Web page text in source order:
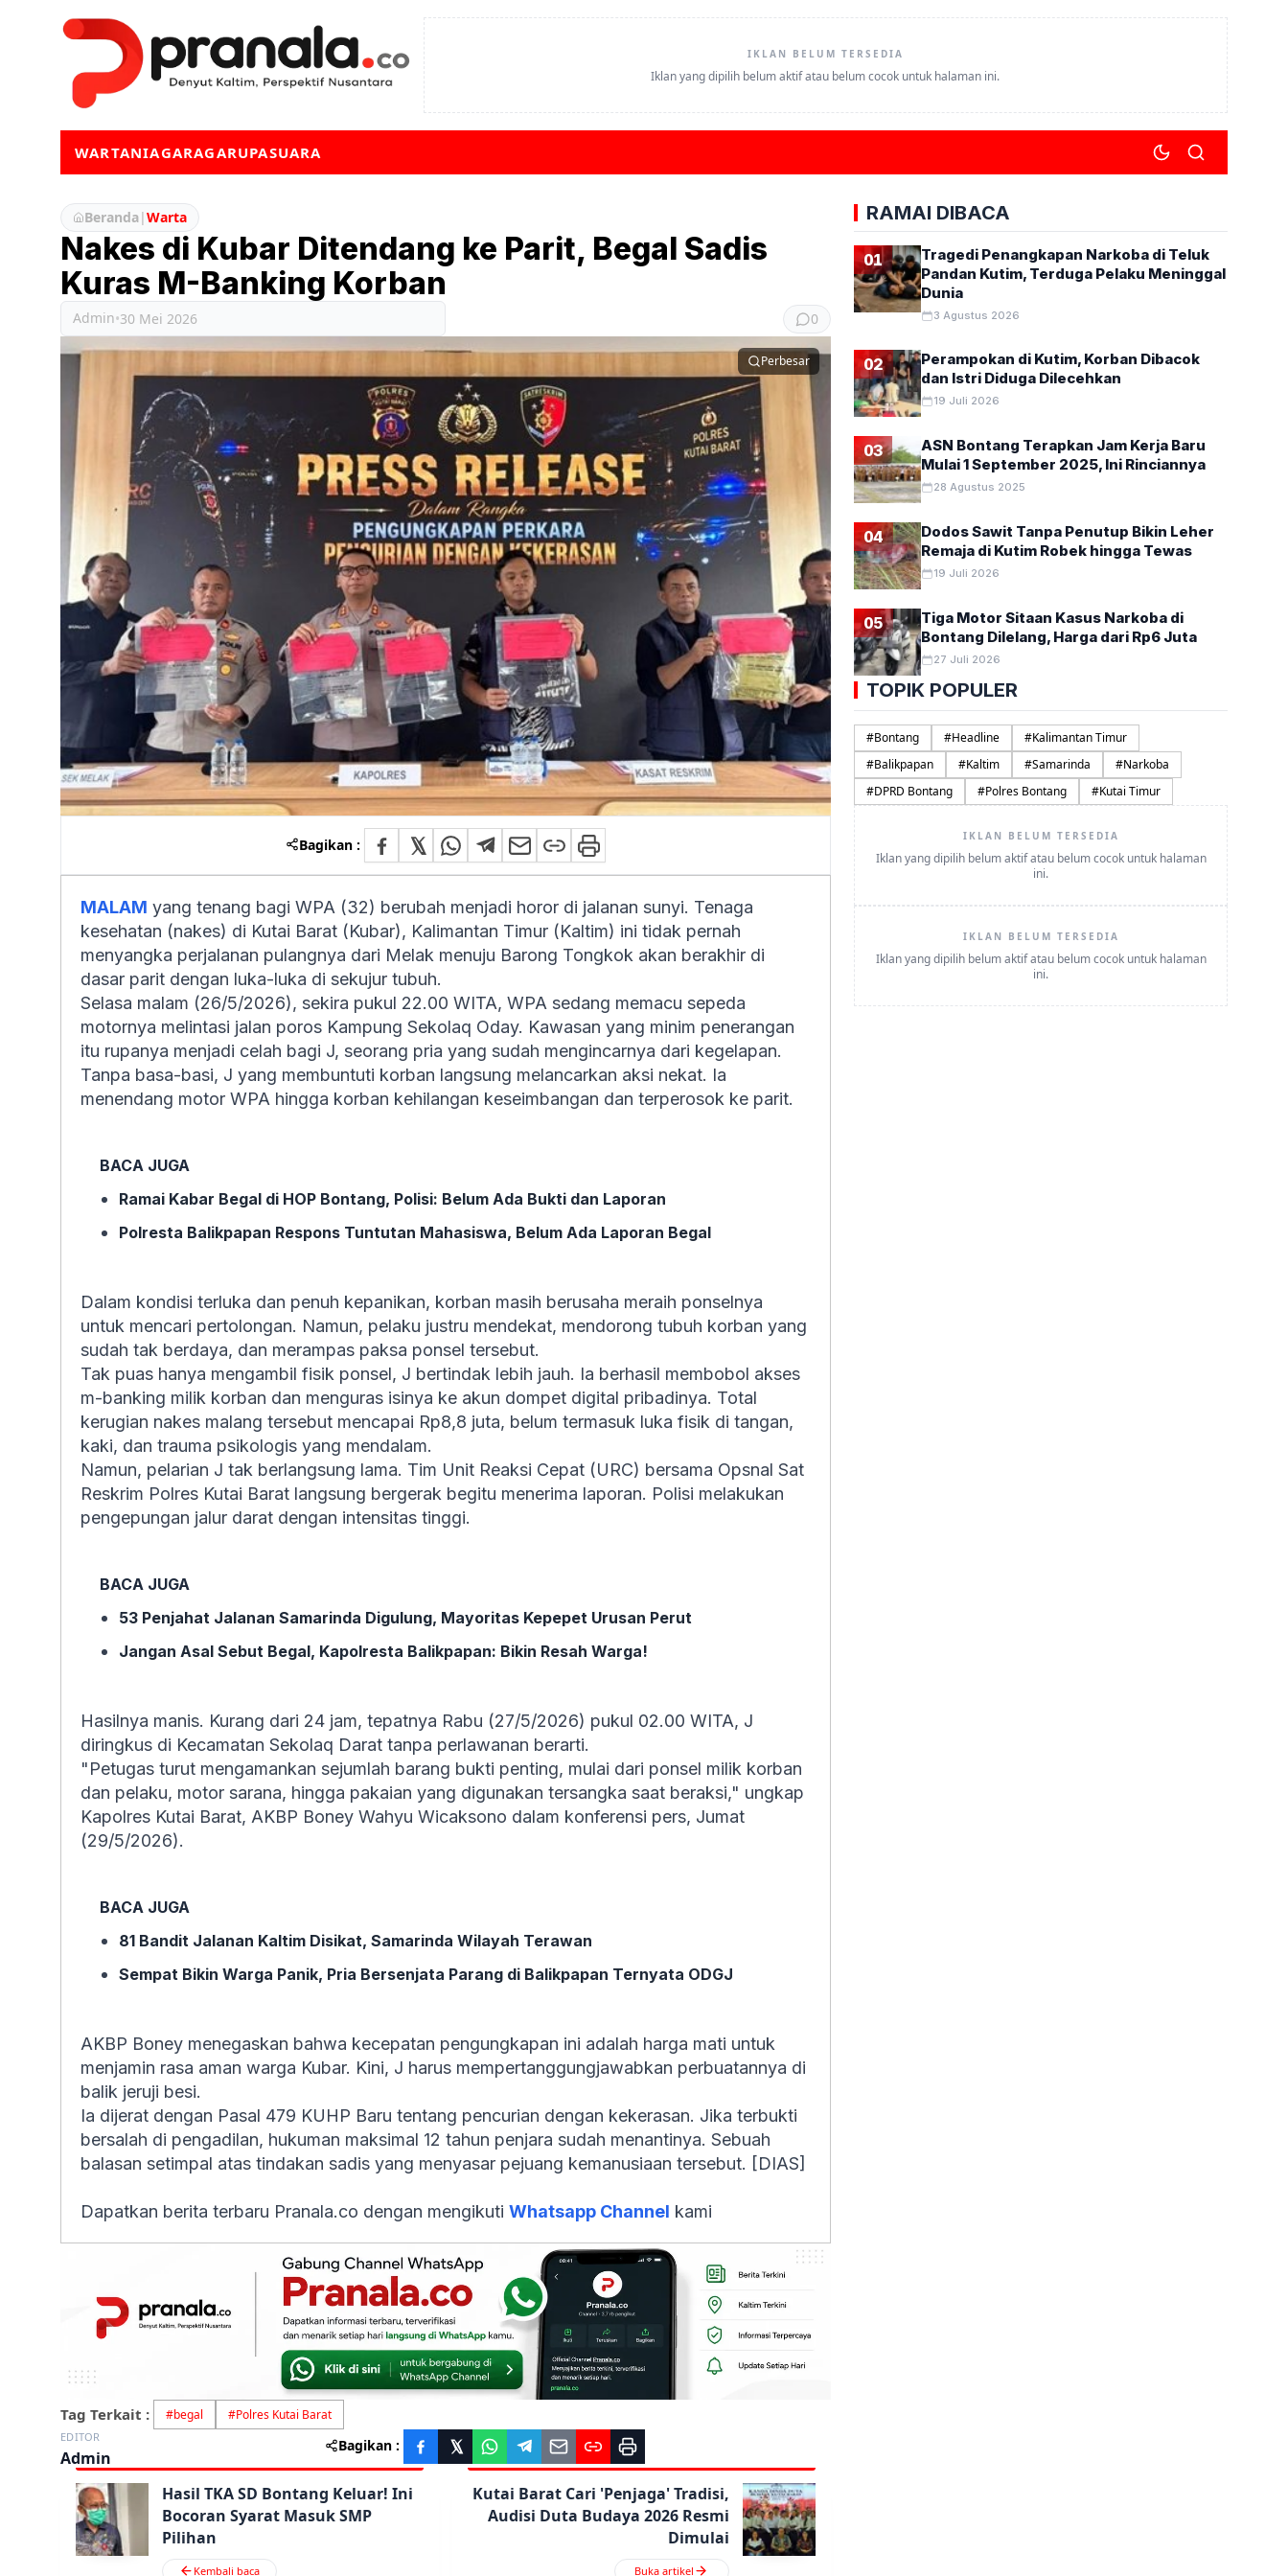
IKLAN BELUM TERSEDIA
Iklan yang dipilih belum aktif atau belum cocok untuk halaman ini.
WARTANIAGARAGARUPASUARA
Beranda|Warta
Nakes di Kubar Ditendang ke Parit, Begal Sadis
Kuras M-Banking Korban
Admin•30 Mei 2026 0
Perbesar
Bagikan :
MALAM yang tenang bagi WPA (32) berubah menjadi horor di jalanan sunyi. Tenaga
kesehatan (nakes) di Kutai Barat (Kubar), Kalimantan Timur (Kaltim) ini tidak pernah
menyangka perjalanan pulangnya dari Melak menuju Barong Tongkok akan berakhir di
dasar parit dengan luka-luka di sekujur tubuh.
Selasa malam (26/5/2026), sekira pukul 22.00 WITA, WPA sedang memacu sepeda
motornya melintasi jalan poros Kampung Sekolaq Oday. Kawasan yang minim penerangan
itu rupanya menjadi celah bagi J, seorang pria yang sudah mengincarnya dari kegelapan.
Tanpa basa-basi, J yang membuntuti korban langsung melancarkan aksi nekat. Ia
menendang motor WPA hingga korban kehilangan keseimbangan dan terperosok ke parit.
BACA JUGA
Ramai Kabar Begal di HOP Bontang, Polisi: Belum Ada Bukti dan Laporan
Polresta Balikpapan Respons Tuntutan Mahasiswa, Belum Ada Laporan Begal
Dalam kondisi terluka dan penuh kepanikan, korban masih berusaha meraih ponselnya
untuk mencari pertolongan. Namun, pelaku justru mendekat, mendorong tubuh korban yang
sudah tak berdaya, dan merampas paksa ponsel tersebut.
Tak puas hanya mengambil fisik ponsel, J bertindak lebih jauh. Ia berhasil membobol akses
m-banking milik korban dan menguras isinya ke akun dompet digital pribadinya. Total
kerugian nakes malang tersebut mencapai Rp8,8 juta, belum termasuk luka fisik di tangan,
kaki, dan trauma psikologis yang mendalam.
Namun, pelarian J tak berlangsung lama. Tim Unit Reaksi Cepat (URC) bersama Opsnal Sat
Reskrim Polres Kutai Barat langsung bergerak begitu menerima laporan. Polisi melakukan
pengepungan jalur darat dengan intensitas tinggi.
BACA JUGA
53 Penjahat Jalanan Samarinda Digulung, Mayoritas Kepepet Urusan Perut
Jangan Asal Sebut Begal, Kapolresta Balikpapan: Bikin Resah Warga!
Hasilnya manis. Kurang dari 24 jam, tepatnya Rabu (27/5/2026) pukul 02.00 WITA, J
diringkus di Kecamatan Sekolaq Darat tanpa perlawanan berarti.
"Petugas turut mengamankan sejumlah barang bukti penting, mulai dari ponsel milik korban
dan pelaku, motor sarana, hingga pakaian yang digunakan tersangka saat beraksi," ungkap
Kapolres Kutai Barat, AKBP Boney Wahyu Wicaksono dalam konferensi pers, Jumat
(29/5/2026).
BACA JUGA
81 Bandit Jalanan Kaltim Disikat, Samarinda Wilayah Terawan
Sempat Bikin Warga Panik, Pria Bersenjata Parang di Balikpapan Ternyata ODGJ
AKBP Boney menegaskan bahwa kecepatan pengungkapan ini adalah harga mati untuk
menjamin rasa aman warga Kubar. Kini, J harus mempertanggungjawabkan perbuatannya di
balik jeruji besi.
Ia dijerat dengan Pasal 479 KUHP Baru tentang pencurian dengan kekerasan. Jika terbukti
bersalah di pengadilan, hukuman maksimal 12 tahun penjara sudah menantinya. Sebuah
balasan setimpal atas tindakan sadis yang menyasar pejuang kemanusiaan tersebut. [DIAS]
Dapatkan berita terbaru Pranala.co dengan mengikuti Whatsapp Channel kami
Tag Terkait : #begal #Polres Kutai Barat
EDITOR
Admin
Bagikan :
Hasil TKA SD Bontang Keluar! Ini
Bocoran Syarat Masuk SMP
Pilihan
Kembali baca
Kutai Barat Cari 'Penjaga' Tradisi,
Audisi Duta Budaya 2026 Resmi
Dimulai
Buka artikel
RAMAI DIBACA
01
Tragedi Penangkapan Narkoba di Teluk
Pandan Kutim, Terduga Pelaku Meninggal
Dunia
3 Agustus 2026
02
Perampokan di Kutim, Korban Dibacok
dan Istri Diduga Dilecehkan
19 Juli 2026
03
ASN Bontang Terapkan Jam Kerja Baru
Mulai 1 September 2025, Ini Rinciannya
28 Agustus 2025
04
Dodos Sawit Tanpa Penutup Bikin Leher
Remaja di Kutim Robek hingga Tewas
19 Juli 2026
05
Tiga Motor Sitaan Kasus Narkoba di
Bontang Dilelang, Harga dari Rp6 Juta
27 Juli 2026
TOPIK POPULER
#Bontang #Headline #Kalimantan Timur
#Balikpapan #Kaltim #Samarinda #Narkoba
#DPRD Bontang #Polres Bontang #Kutai Timur
IKLAN BELUM TERSEDIA
Iklan yang dipilih belum aktif atau belum cocok untuk halaman
ini.
IKLAN BELUM TERSEDIA
Iklan yang dipilih belum aktif atau belum cocok untuk halaman
ini.